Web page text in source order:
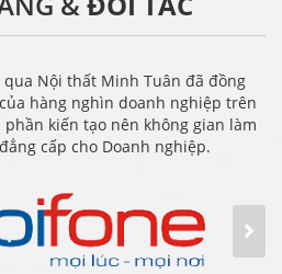
Nội thất Minh Tuân đã đồng
hàng nghìn doanh nghiệp trên
kiến tạo nên không gian làm
cấp cho Doanh nghiệp.